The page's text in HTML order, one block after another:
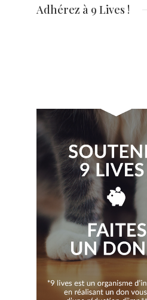
Adhérez à 9 Lives !